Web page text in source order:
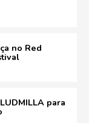
no Red
para